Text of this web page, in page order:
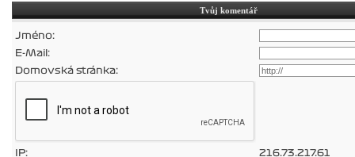
Tvůj komentář
Jméno:
E-Mail:
Domovská stránka:
IP: 216.73.217.61